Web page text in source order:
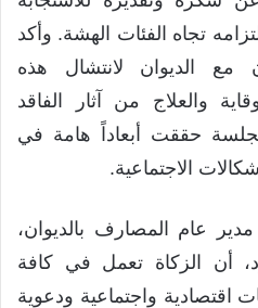
تجاه الفئات الهشة. وأكد
مع الديوان لانتشال هذه
والعلاج من آثار الفاقد
حققت أبعاداً هامة في
الاجتماعية.
عام المصارف بالديوان،
أن الزكاة تعمل في كافة
واجتماعية ودعوية